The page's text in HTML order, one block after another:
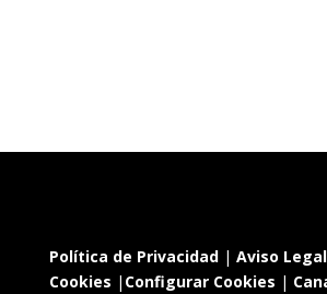
Política de Privacidad| Aviso Legal
Cookies | Configurar Cookies |